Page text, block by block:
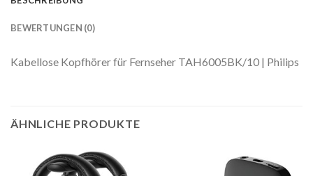
BEWERTUNGEN (0)
Kabellose Kopfhörer für Fernseher TAH6005BK/10 | Philips
ÄHNLICHE PRODUKTE